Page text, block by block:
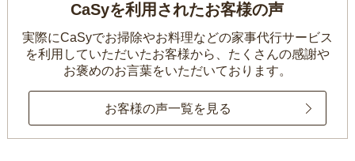
CaSyを利用されたお客様の声
実際にCaSyでお掃除やお料理などの家事代行サービス
を利用していただいたお客様から、 たくさんの感謝や
お褒めのお言葉をいただいております。
お客様の声一覧を見る